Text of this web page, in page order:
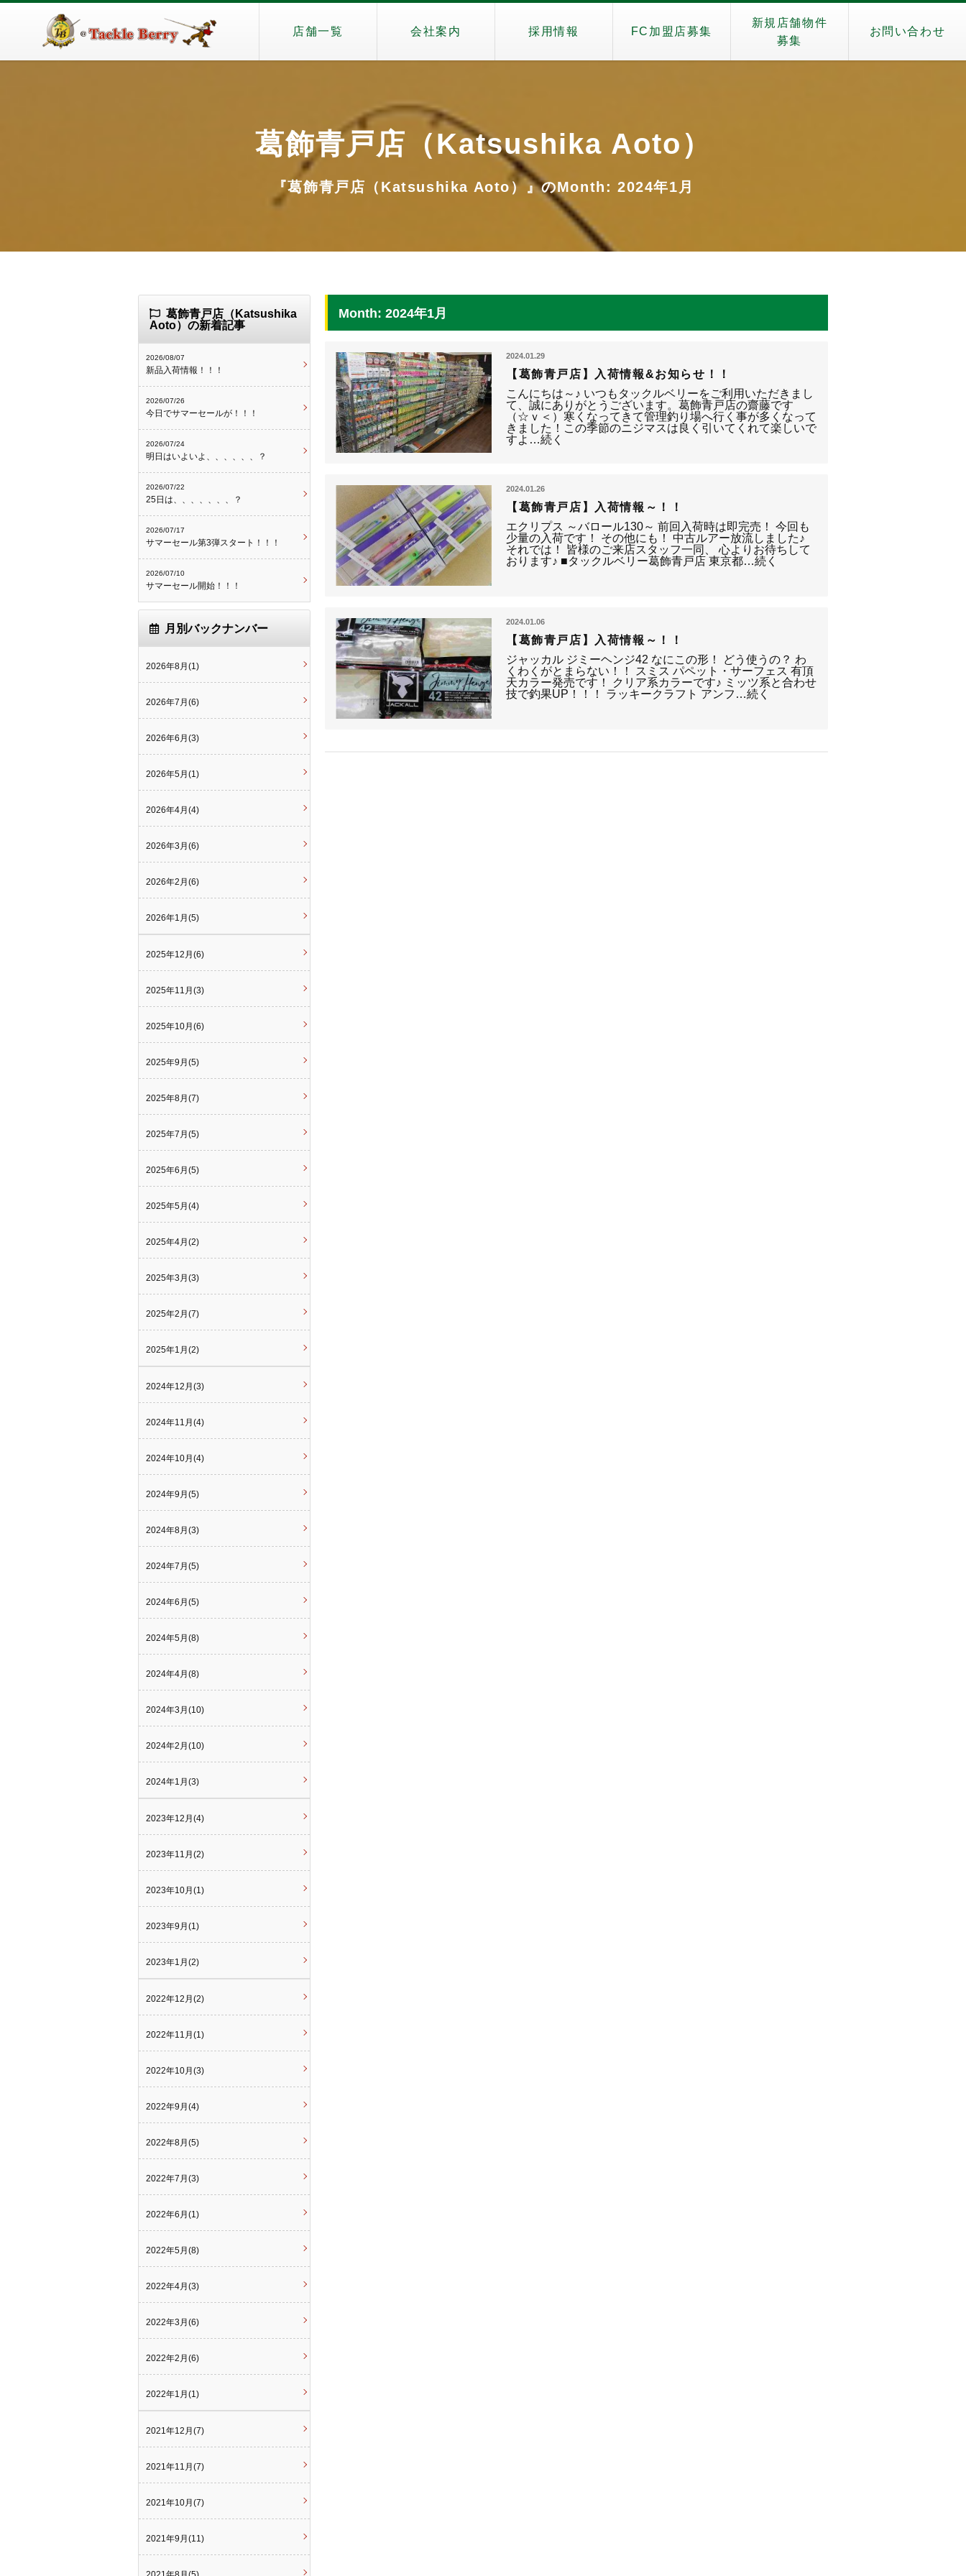
店舗一覧 会社案内 採用情報 FC加盟店募集
新規店舗物件
募集
お問い合わせ
葛飾青戸店（Katsushika Aoto）
『葛飾青戸店（Katsushika Aoto）』のMonth: 2024年1月
Month: 2024年1月
2024.01.29
【葛飾青戸店】入荷情報&お知らせ！！
こんにちは～♪ いつもタックルベリーをご利用いただきまし
て、誠にありがとうございます。葛飾青戸店の齋藤です
（☆ｖ＜）寒くなってきて管理釣り場へ行く事が多くなって
きました！この季節のニジマスは良く引いてくれて楽しいで
すよ…続く
2024.01.26
【葛飾青戸店】入荷情報～！！
エクリプス ～バロール130～ 前回入荷時は即完売！ 今回も
少量の入荷です！ その他にも！ 中古ルアー放流しました♪
それでは！ 皆様のご来店スタッフ一同、 心よりお待ちして
おります♪ ■タックルベリー葛飾青戸店 東京都…続く
2024.01.06
【葛飾青戸店】入荷情報～！！
ジャッカル ジミーヘンジ42 なにこの形！ どう使うの？ わ
くわくがとまらない！！ スミス パペット・サーフェス 有頂
天カラー発売です！ クリア系カラーです♪ ミッツ系と合わせ
技で釣果UP！！！ ラッキークラフト アンフ…続く
葛飾青戸店（Katsushika
Aoto）の新着記事
2026/08/07
新品入荷情報！！！
2026/07/26
今日でサマーセールが！！！
2026/07/24
明日はいよいよ、、、、、、？
2026/07/22
25日は、、、、、、、？
2026/07/17
サマーセール第3弾スタート！！！
2026/07/10
サマーセール開始！！！
月別バックナンバー
2026年8月(1)
2026年7月(6)
2026年6月(3)
2026年5月(1)
2026年4月(4)
2026年3月(6)
2026年2月(6)
2026年1月(5)
2025年12月(6)
2025年11月(3)
2025年10月(6)
2025年9月(5)
2025年8月(7)
2025年7月(5)
2025年6月(5)
2025年5月(4)
2025年4月(2)
2025年3月(3)
2025年2月(7)
2025年1月(2)
2024年12月(3)
2024年11月(4)
2024年10月(4)
2024年9月(5)
2024年8月(3)
2024年7月(5)
2024年6月(5)
2024年5月(8)
2024年4月(8)
2024年3月(10)
2024年2月(10)
2024年1月(3)
2023年12月(4)
2023年11月(2)
2023年10月(1)
2023年9月(1)
2023年1月(2)
2022年12月(2)
2022年11月(1)
2022年10月(3)
2022年9月(4)
2022年8月(5)
2022年7月(3)
2022年6月(1)
2022年5月(8)
2022年4月(3)
2022年3月(6)
2022年2月(6)
2022年1月(1)
2021年12月(7)
2021年11月(7)
2021年10月(7)
2021年9月(11)